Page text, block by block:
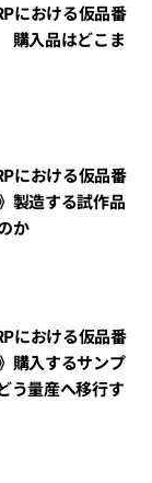
における仮品番
購入品はどこま
における仮品番
製造する試作品
か
における仮品番
購入するサンプ
う量産へ移行す